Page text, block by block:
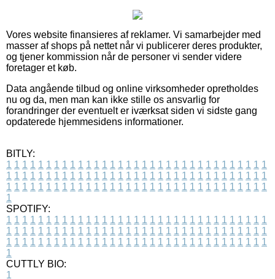
Vores website finansieres af reklamer. Vi samarbejder med
masser af shops på nettet når vi publicerer deres produkter,
og tjener kommission når de personer vi sender videre
foretager et køb.
Data angående tilbud og online virksomheder opretholdes
nu og da, men man kan ikke stille os ansvarlig for
forandringer der eventuelt er iværksat siden vi sidste gang
opdaterede hjemmesidens informationer.
BITLY:
1 1 1 1 1 1 1 1 1 1 1 1 1 1 1 1 1 1 1 1 1 1 1 1 1 1 1 1 1 1 1 1 1
1 1 1 1 1 1 1 1 1 1 1 1 1 1 1 1 1 1 1 1 1 1 1 1 1 1 1 1 1 1 1 1 1
1 1 1 1 1 1 1 1 1 1 1 1 1 1 1 1 1 1 1 1 1 1 1 1 1 1 1 1 1 1 1 1 1
1
SPOTIFY:
1 1 1 1 1 1 1 1 1 1 1 1 1 1 1 1 1 1 1 1 1 1 1 1 1 1 1 1 1 1 1 1 1
1 1 1 1 1 1 1 1 1 1 1 1 1 1 1 1 1 1 1 1 1 1 1 1 1 1 1 1 1 1 1 1 1
1 1 1 1 1 1 1 1 1 1 1 1 1 1 1 1 1 1 1 1 1 1 1 1 1 1 1 1 1 1 1 1 1
1
CUTTLY BIO:
1